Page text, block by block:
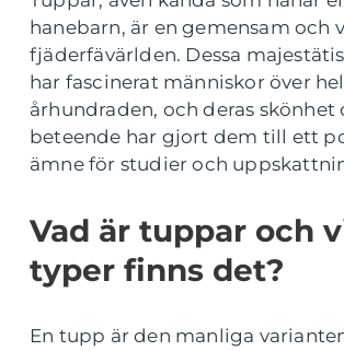
hanebarn, är en gemensam och
fjäderfävärlden. Dessa
har fascinerat människor över
århundraden, och deras skönhet
beteende har gjort dem till ett
ämne för studier och
Vad är tuppar och
typer finns det?
En tupp är den manliga